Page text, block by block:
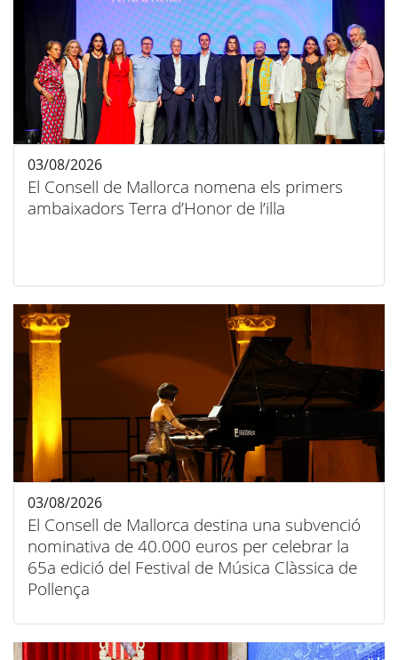
El Consell de Mallorca nomena els primers
ambaixadors Terra d’Honor de l’illa
03/08/2026
El Consell de Mallorca destina una subvenció
nominativa de 40.000 euros per celebrar la
65a edició del Festival de Música Clàssica de
Pollença
03/08/2026